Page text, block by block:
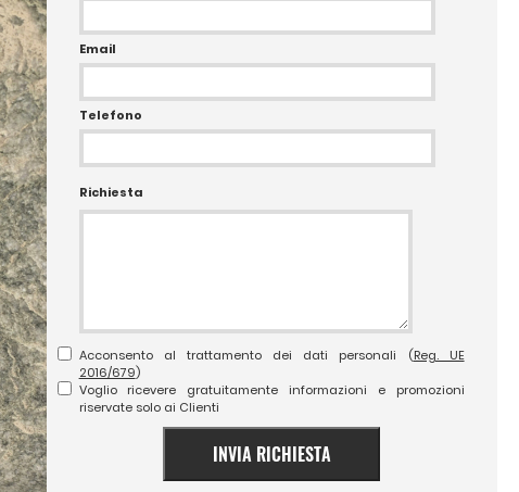
Email
Telefono
Richiesta
Acconsento al trattamento dei dati personali (Reg. UE
2016/679)
Voglio ricevere gratuitamente informazioni e promozioni
riservate solo ai Clienti
INVIA RICHIESTA